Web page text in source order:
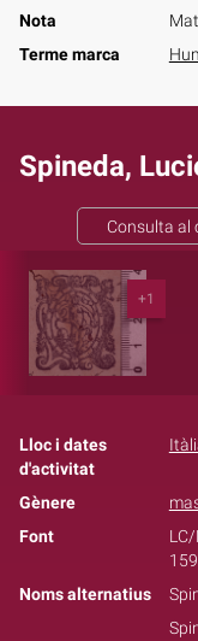
Nota
Terme marca
Spineda,
Consulta al
+1
Lloc i dates
d'activitat
Gènere
Font
Noms alternatius